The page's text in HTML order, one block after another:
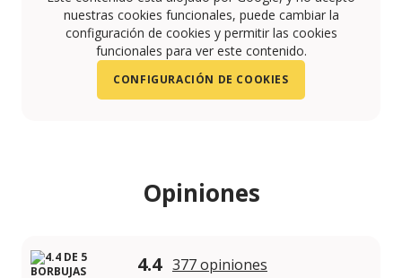
nuestras cookies funcionales, puede cambiar la
configuración de cookies y permitir las cookies
funcionales para ver este contenido.
CONFIGURACIÓN DE COOKIES
Opiniones
4.4 377 opiniones